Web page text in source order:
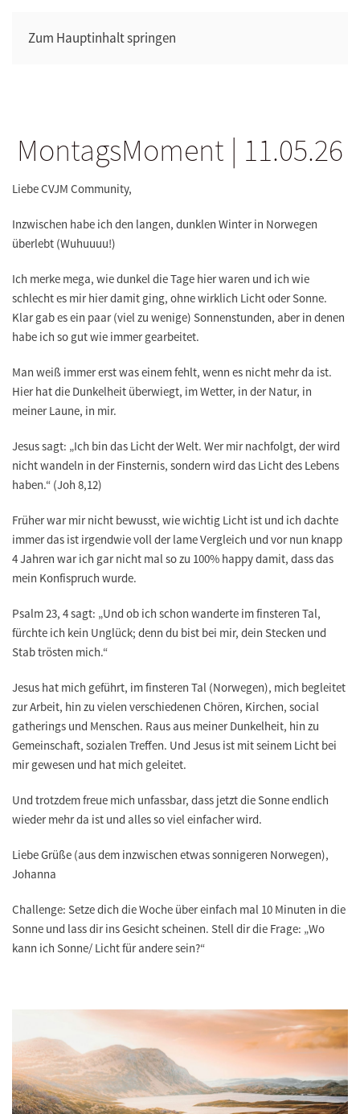
Zum Hauptinhalt springen
MontagsMoment | 11.05.26
Liebe CVJM Community,
Inzwischen habe ich den langen, dunklen Winter in Norwegen
überlebt (Wuhuuuu!)
Ich merke mega, wie dunkel die Tage hier waren und ich wie
schlecht es mir hier damit ging, ohne wirklich Licht oder Sonne.
Klar gab es ein paar (viel zu wenige) Sonnenstunden, aber in denen
habe ich so gut wie immer gearbeitet.
Man weiß immer erst was einem fehlt, wenn es nicht mehr da ist.
Hier hat die Dunkelheit überwiegt, im Wetter, in der Natur, in
meiner Laune, in mir.
Jesus sagt: „Ich bin das Licht der Welt. Wer mir nachfolgt, der wird
nicht wandeln in der Finsternis, sondern wird das Licht des Lebens
haben.“ (Joh 8,12)
Früher war mir nicht bewusst, wie wichtig Licht ist und ich dachte
immer das ist irgendwie voll der lame Vergleich und vor nun knapp
4 Jahren war ich gar nicht mal so zu 100% happy damit, dass das
mein Konfispruch wurde.
Psalm 23, 4 sagt: „Und ob ich schon wanderte im finsteren Tal,
fürchte ich kein Unglück; denn du bist bei mir, dein Stecken und
Stab trösten mich.“
Jesus hat mich geführt, im finsteren Tal (Norwegen), mich begleitet
zur Arbeit, hin zu vielen verschiedenen Chören, Kirchen, social
gatherings und Menschen. Raus aus meiner Dunkelheit, hin zu
Gemeinschaft, sozialen Treffen. Und Jesus ist mit seinem Licht bei
mir gewesen und hat mich geleitet.
Und trotzdem freue mich unfassbar, dass jetzt die Sonne endlich
wieder mehr da ist und alles so viel einfacher wird.
Liebe Grüße (aus dem inzwischen etwas sonnigeren Norwegen),
Johanna
Challenge: Setze dich die Woche über einfach mal 10 Minuten in die
Sonne und lass dir ins Gesicht scheinen. Stell dir die Frage: „Wo
kann ich Sonne/ Licht für andere sein?“